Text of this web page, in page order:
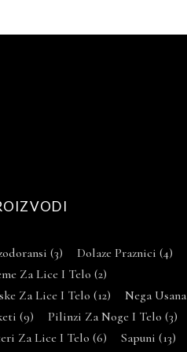
(3) Dolaze Praznici (4)
Za Lice I Telo (2)
Za Lice I Telo (12) Nega Usana
(9) Pilinzi Za Noge I Telo (3)
Za Lice I Telo (6) Sapuni (13)